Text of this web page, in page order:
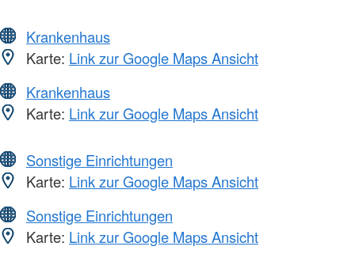
Krankenhaus
Karte: Link zur Google Maps Ansicht
Krankenhaus
Karte: Link zur Google Maps Ansicht
Sonstige Einrichtungen
Karte: Link zur Google Maps Ansicht
Sonstige Einrichtungen
Karte: Link zur Google Maps Ansicht